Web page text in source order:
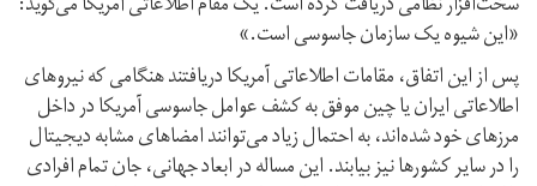
«این شیوه یک سازمان جاسوسی است.»
پس از این اتفاق، مقامات اطلاعاتی آمریکا دریافتند هنگامی که نیروهای
اطلاعاتی ایران یا چین موفق به کشف عوامل جاسوسی آمریکا در داخل
مرزهای خود شده‌اند، به احتمال زیاد می‌توانند امضاهای مشابه دیجیتال
را در سایر کشورها نیز بیابند. این مساله در ابعاد جهانی، جان تمام افرادی